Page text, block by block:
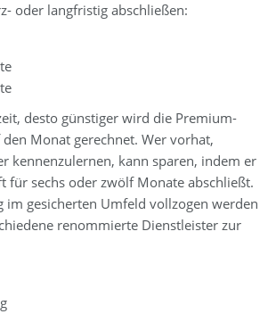
oder langfristig abschließen:
desto günstiger wird die Premium-
Monat gerechnet. Wer vorhat,
kennenzulernen, kann sparen, indem er
für sechs oder zwölf Monate abschließt.
im gesicherten Umfeld vollzogen werden
renommierte Dienstleister zur